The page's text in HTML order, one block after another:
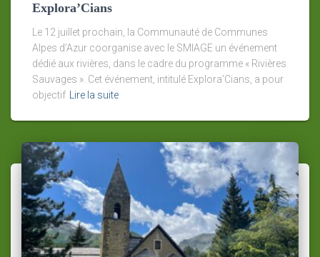
Explora’Cians
Le 12 juillet prochain, la Communauté de Communes
Alpes d’Azur coorganise avec le SMIAGE un événement
dédié aux rivières, dans le cadre du programme « Rivières
Sauvages ». Cet événement, intitulé Explora’Cians, a pour
objectif Lire la suite